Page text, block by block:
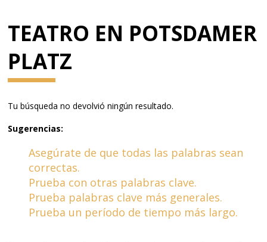
TEATRO EN POTSDAMER
PLATZ
Tu búsqueda no devolvió ningún resultado.
Sugerencias:
Asegúrate de que todas las palabras sean
correctas.
Prueba con otras palabras clave.
Prueba palabras clave más generales.
Prueba un período de tiempo más largo.